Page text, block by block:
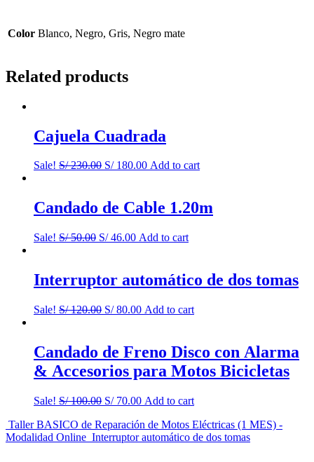
Color Blanco, Negro, Gris, Negro mate
Related products
Cajuela Cuadrada
Sale! S/230.00 S/180.00 Add to cart
Candado de Cable 1.20m
Sale! S/50.00 S/46.00 Add to cart
Interruptor automático de dos tomas
Sale! S/120.00 S/80.00 Add to cart
Candado de Freno Disco con Alarma
& Accesorios para Motos Bicicletas
Sale! S/100.00 S/70.00 Add to cart
Taller BASICO de Reparación de Motos Eléctricas (1 MES) -
Modalidad Online Interruptor automático de dos tomas